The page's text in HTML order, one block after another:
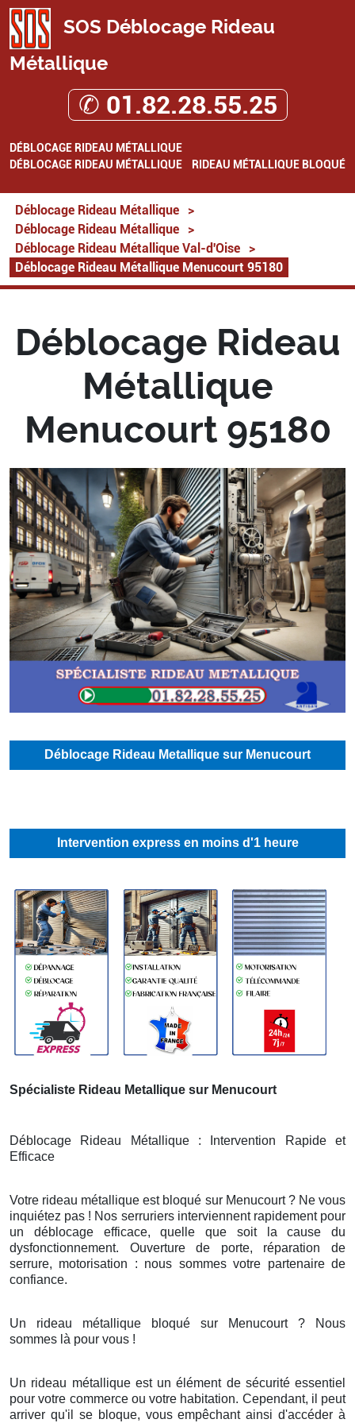
SOS Déblocage Rideau
Métallique
✆ 01.82.28.55.25
DÉBLOCAGE RIDEAU MÉTALLIQUE
DÉBLOCAGE RIDEAU MÉTALLIQUE
RIDEAU MÉTALLIQUE BLOQUÉ
Déblocage Rideau Métallique
>
Déblocage Rideau Métallique
>
Déblocage Rideau Métallique Val-d'Oise
>
Déblocage Rideau Métallique Menucourt 95180
Déblocage Rideau
Métallique
Menucourt 95180
Déblocage Rideau Metallique sur Menucourt
Intervention express en moins d'1 heure
Spécialiste Rideau Metallique sur Menucourt
Déblocage Rideau Métallique : Intervention Rapide et
Efficace
Votre rideau métallique est bloqué sur Menucourt ? Ne vous
inquiétez pas ! Nos serruriers interviennent rapidement pour
un déblocage efficace, quelle que soit la cause du
dysfonctionnement. Ouverture de porte, réparation de
serrure, motorisation : nous sommes votre partenaire de
confiance.
Un rideau métallique bloqué sur Menucourt ? Nous
sommes là pour vous !
Un rideau métallique est un élément de sécurité essentiel
pour votre commerce ou votre habitation. Cependant, il peut
arriver qu'il se bloque, vous empêchant ainsi d'accéder à